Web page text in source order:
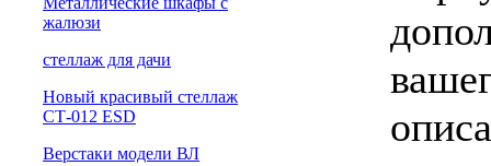
жалюзи
cтеллаж для дачи
Новый красивый стеллаж
СТ-012 ESD
Верстаки модели ВЛ